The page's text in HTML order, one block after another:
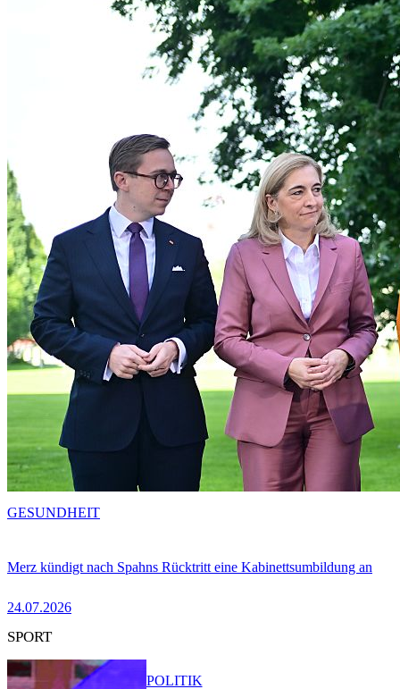
Merz kündigt nach Spahns Rücktritt eine Kabinettsumbildung an
24.07.2026
GESUNDHEIT
SPORT
POLITIK